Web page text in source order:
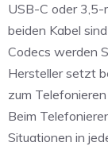
USB-C oder 3,5-
beiden Kabel
Codecs werden
Hersteller setzt
zum
Beim
Situationen in